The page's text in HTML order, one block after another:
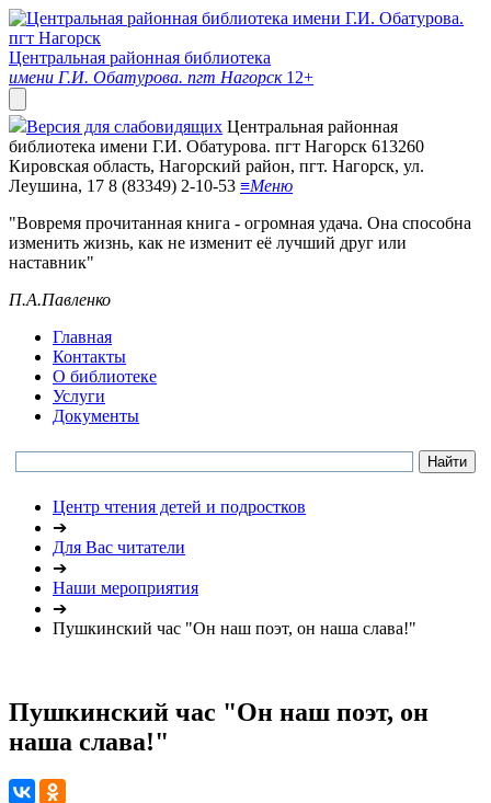
Центральная районная библиотека
имени Г.И. Обатурова. пгт Нагорск 12+
Версия для слабовидящих Центральная районная
библиотека имени Г.И. Обатурова. пгт Нагорск 613260
Кировская область, Нагорский район, пгт. Нагорск, ул.
Леушина, 17 8 (83349) 2-10-53 ≡Меню
"Вовремя прочитанная книга - огромная удача. Она способна
изменить жизнь, как не изменит её лучший друг или
наставник"
П.А.Павленко
Главная
Контакты
О библиотеке
Услуги
Документы
Центр чтения детей и подростков
➔
Для Вас читатели
➔
Наши мероприятия
➔
Пушкинский час "Он наш поэт, он наша слава!"
Пушкинский час "Он наш поэт, он
наша слава!"